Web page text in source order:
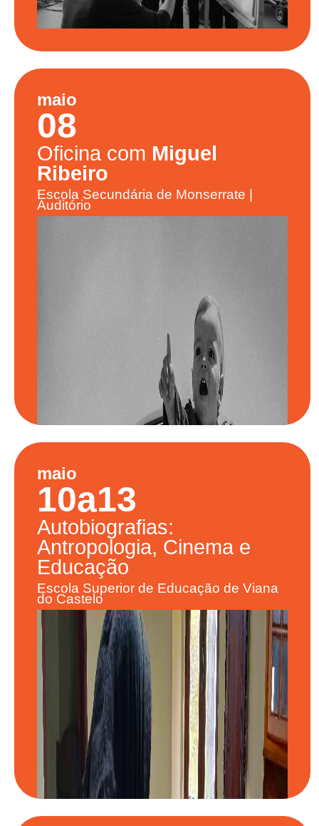
maio
08
Oficina com Miguel
Ribeiro
Escola Secundária de Monserrate |
Auditório
maio
10a13
Autobiografias:
Antropologia, Cinema e
Educação
Escola Superior de Educação de Viana
do Castelo